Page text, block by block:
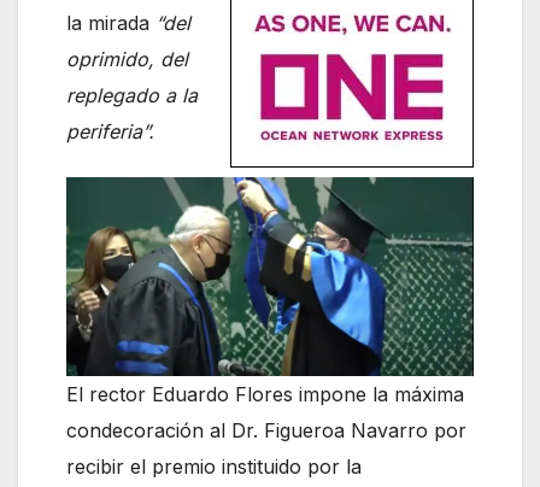
la mirada “del
oprimido, del
replegado a la
periferia”.
El rector Eduardo Flores impone la máxima
condecoración al Dr. Figueroa Navarro por
recibir el premio instituido por la